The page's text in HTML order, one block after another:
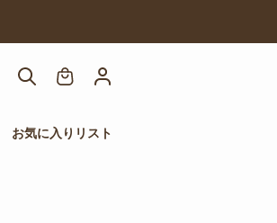
お気に入りリスト